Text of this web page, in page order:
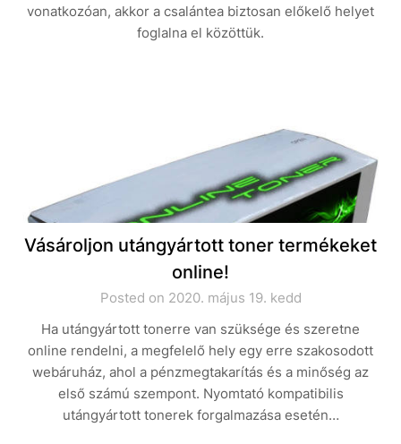
vonatkozóan, akkor a csalántea biztosan előkelő helyet
foglalna el közöttük.
Vásároljon utángyártott toner termékeket
online!
Posted on 2020. május 19. kedd
Ha utángyártott tonerre van szüksége és szeretne
online rendelni, a megfelelő hely egy erre szakosodott
webáruház, ahol a pénzmegtakarítás és a minőség az
első számú szempont. Nyomtató kompatibilis
utángyártott tonerek forgalmazása esetén…